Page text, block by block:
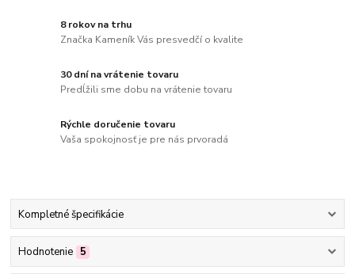
8 rokov na trhu
Značka Kameník Vás presvedčí o kvalite
30 dní na vrátenie tovaru
Predĺžili sme dobu na vrátenie tovaru
Rýchle doručenie tovaru
Vaša spokojnosť je pre nás prvoradá
Kompletné špecifikácie
Hodnotenie 5